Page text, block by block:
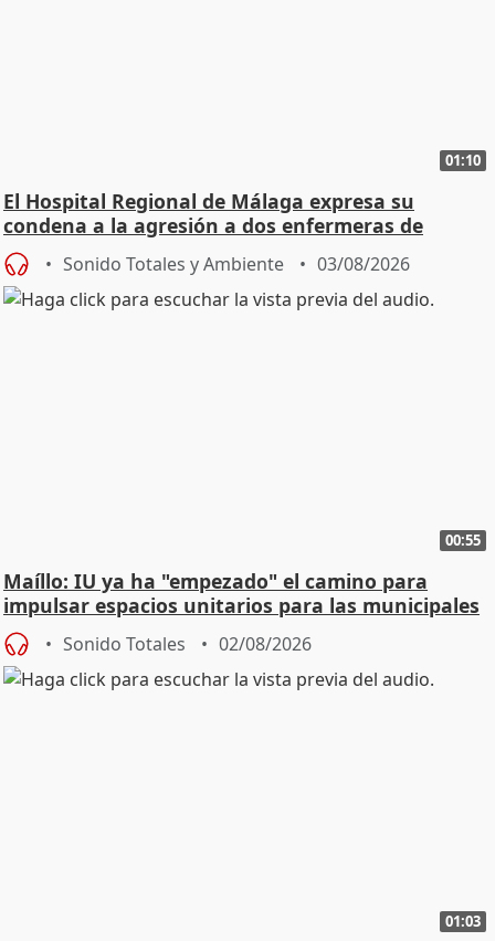
01:10
El Hospital Regional de Málaga expresa su
condena a la agresión a dos enfermeras de
Urgencias
Sonido Totales y Ambiente 03/08/2026
00:55
Maíllo: IU ya ha "empezado" el camino para
impulsar espacios unitarios para las municipales
Sonido Totales 02/08/2026
01:03